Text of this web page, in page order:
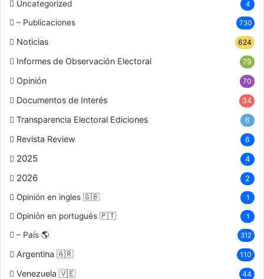
Uncategorized 4
– Publicaciones 730
Noticias 624
Informes de Observación Electoral 79
Opinión 70
Documentos de Interés 34
Transparencia Electoral Ediciones 6
Revista Review 6
2025 4
2026 2
Opinión en ingles 🇬🇧 1
Opinión en portugués 🇵🇹 1
– País 🌎 312
Argentina 🇦🇷 110
Venezuela 🇻🇪 44